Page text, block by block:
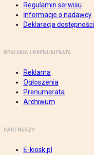
Regulamin serwisu
Informacje o nadawcy
Deklaracja dostępności
REKLAMA I PRENUMERATA
Reklama
Ogłoszenia
Prenumerata
Archiwum
PARTNERZY
E-kiosk.pl